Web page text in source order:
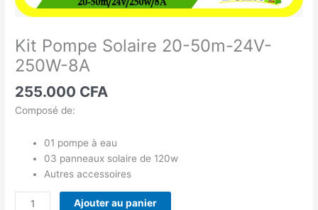
Kit Pompe Solaire 20-50m-24V-
250W-8A
255.000 CFA
Composé de:
01 pompe à eau
03 panneaux solaire de 120w
Autres accessoires
Ajouter au panier